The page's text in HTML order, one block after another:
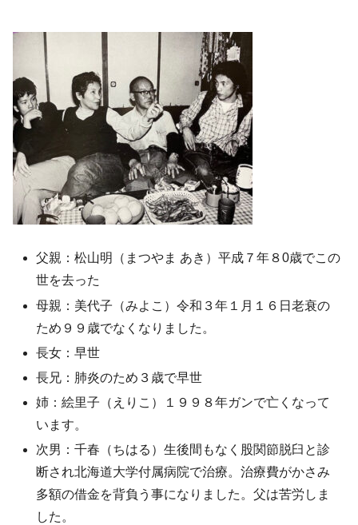
父親：松山明（まつやま あき）平成７年８0歳でこの
世を去った
母親：美代子（みよこ）令和３年１月１６日老衰の
ため９９歳でなくなりました。
長女：早世
長兄：肺炎のため３歳で早世
姉：絵里子（えりこ）１９９８年ガンで亡くなって
います。
次男：千春（ちはる）生後間もなく股関節脱臼と診
断され北海道大学付属病院で治療。治療費がかさみ
多額の借金を背負う事になりました。父は苦労しま
した。